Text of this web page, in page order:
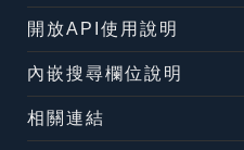
開放API使用說明
內嵌搜尋欄位說明
相關連結